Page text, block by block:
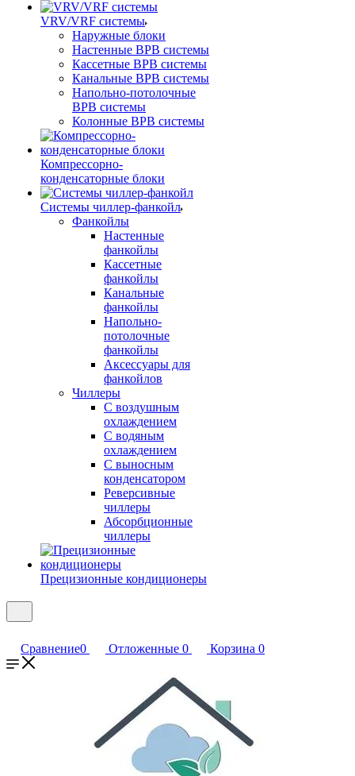
VRV/VRF системы
Наружные блоки
Настенные ВРВ системы
Кассетные ВРВ системы
Канальные ВРВ системы
Напольно-потолочные
ВРВ системы
Колонные ВРВ системы
Компрессорно-
конденсаторные блоки
Системы чиллер-фанкойл
Фанкойлы
Настенные
фанкойлы
Кассетные
фанкойлы
Канальные
фанкойлы
Напольно-
потолочные
фанкойлы
Аксессуары для
фанкойлов
Чиллеры
С воздушным
охлаждением
С водяным
охлаждением
С выносным
конденсатором
Реверсивные
чиллеры
Абсорбционные
чиллеры
Прецизионные кондиционеры
Сравнение0 Отложенные 0 Корзина 0